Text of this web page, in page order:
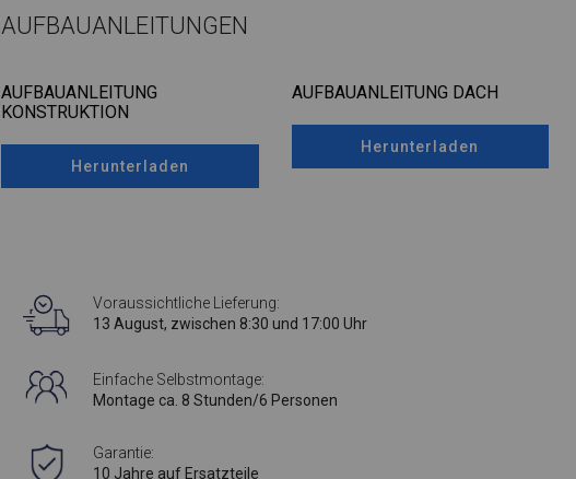
AUFBAUANLEITUNGEN
AUFBAUANLEITUNG
KONSTRUKTION
Herunterladen
AUFBAUANLEITUNG DACH
Herunterladen
Voraussichtliche Lieferung:
13 August, zwischen 8:30 und 17:00 Uhr
Einfache Selbstmontage:
Montage ca. 8 Stunden/6 Personen
Garantie:
10 Jahre auf Ersatzteile